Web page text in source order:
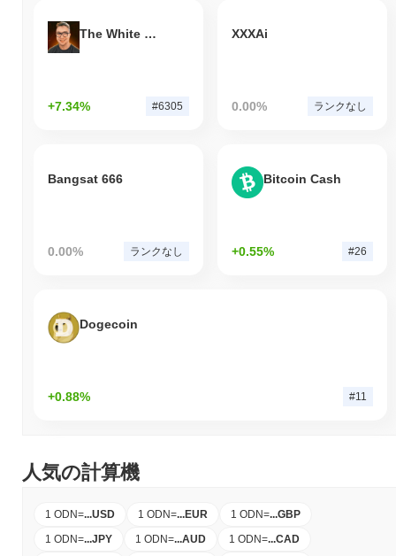
The White Bull
+7.34% #6305
XXXAi
0.00% ランクなし
Bangsat 666
0.00% ランクなし
Bitcoin Cash
+0.55% #26
Dogecoin
+0.88% #11
人気の計算機
1 ODN=...USD 1 ODN=...EUR 1 ODN=...GBP
1 ODN=...JPY 1 ODN=...AUD 1 ODN=...CAD